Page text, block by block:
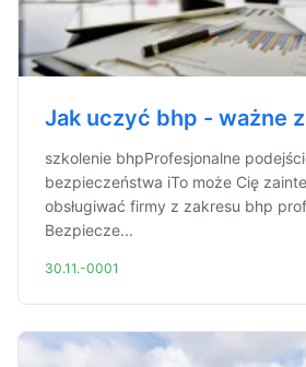
Jak uczyć bhp - ważne
szkolenie bhpProfesjonalne
bezpieczeństwa iTo może Cię
obsługiwać firmy z zakresu bhp
Bezpiecze...
30.11.-0001